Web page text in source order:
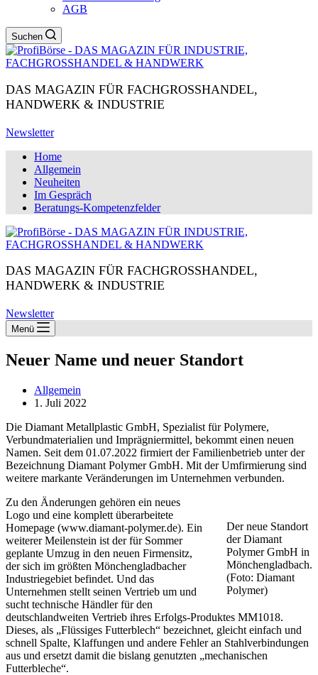
AGB
Suchen
DAS MAGAZIN FÜR FACHGROSSHANDEL,
HANDWERK & INDUSTRIE
Newsletter
Home
Allgemein
Neuheiten
Im Gespräch
Beratungs-Kompetenzfelder
DAS MAGAZIN FÜR FACHGROSSHANDEL,
HANDWERK & INDUSTRIE
Newsletter
Menü
Neuer Name und neuer Standort
Allgemein
1. Juli 2022
Die Diamant Metallplastic GmbH, Spezialist für Polymere,
Verbundmaterialien und Imprägniermittel, bekommt einen neuen
Namen. Seit dem 01.07.2022 firmiert der Familienbetrieb unter der
Bezeichnung Diamant Polymer GmbH. Mit der Umfirmierung sind
weitere markante Veränderungen im Unternehmen verbunden.
Der neue Standort
der Diamant
Polymer GmbH in
Mönchengladbach.
(Foto: Diamant
Polymer)
Zu den Änderungen gehören ein neues
Logo und eine komplett überarbeitete
Homepage (www.diamant-polymer.de). Ein
weiterer Meilenstein ist der für Sommer
geplante Umzug in den neuen Firmensitz,
der sich im größten Mönchengladbacher
Industriegebiet befindet. Und das
Unternehmen stellt seinen Vertrieb um und
sucht technische Händler für den
deutschlandweiten Vertrieb ihres Erfolgs-Produktes MM1018.
Dieses, als „Flüssiges Futterblech“ bezeichnet, gleicht einfach und
schnell Spalte, Klaffungen und andere Fehler an Stahlverbindungen
aus und ersetzt damit die bislang genutzten „mechanischen
Futterbleche“.